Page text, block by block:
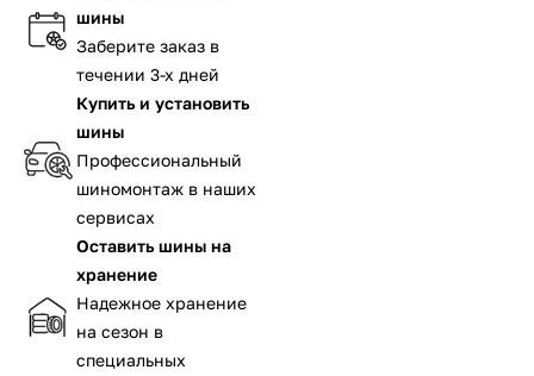
шины
Заберите заказ в
течении 3-х дней
Купить и установить
шины
Профессиональный
шиномонтаж в наших
сервисах
Оставить шины на
хранение
Надежное хранение
на сезон в
специальных